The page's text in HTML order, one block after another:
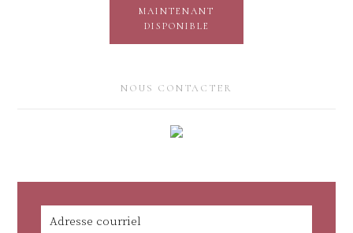
MAINTENANT
DISPONIBLE
NOUS CONTACTER